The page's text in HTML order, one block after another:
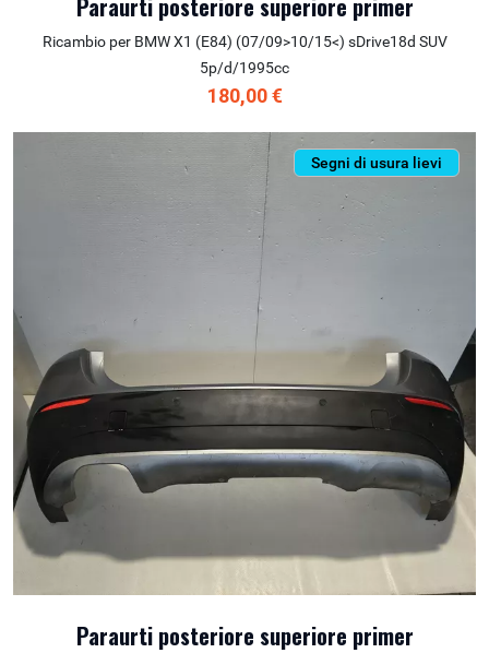
Ricambio per BMW X1 (E84) (07/09>10/15<) sDrive18d SUV
5p/d/1995cc
180,00 €
Segni di usura lievi
Paraurti posteriore superiore primer